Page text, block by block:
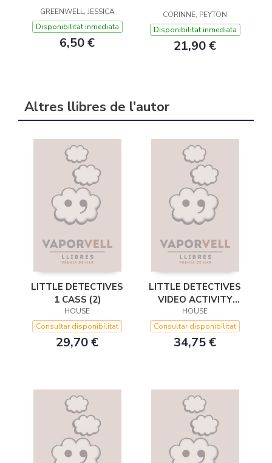
GREENWELL, JESSICA
Disponibilitat inmediata
6,50 €
CORINNE, PEYTON
Disponibilitat inmediata
21,90 €
Altres llibres de l'autor
LITTLE DETECTIVES
1 CASS (2)
HOUSE
Consultar disponibilitat
29,70 €
LITTLE DETECTIVES
VIDEO ACTIVITY
BOOK 1&2
HOUSE
Consultar disponibilitat
34,75 €